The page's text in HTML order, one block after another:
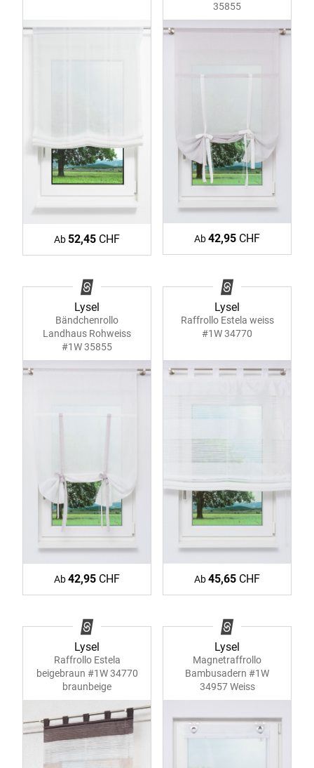
Ab 52,45 CHF
35855
Ab42,95 CHF
Lysel
Bändchenrollo
Landhaus Rohweiss
#1W 35855
Ab42,95 CHF
Lysel
Raffrollo Estela weiss
#1W 34770
Ab45,65 CHF
Lysel
Raffrollo Estela
beigebraun #1W 34770
braunbeige
Lysel
Magnetraffrollo
Bambusadern #1W
34957 Weiss